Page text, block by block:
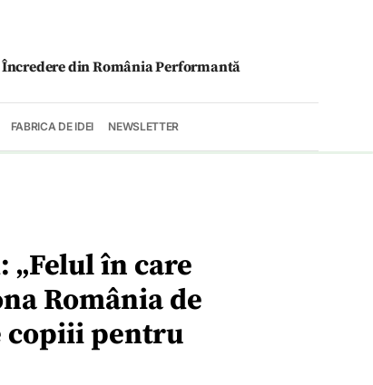
din România Performantă
FABRICA DE IDEI NEWSLETTER
„Felul în care
România de
copiii pentru